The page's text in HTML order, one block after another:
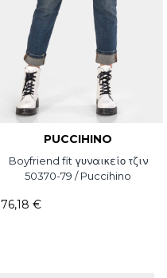
PUCCIHINO
Boyfriend fit γυναικείο τζιν
50370-79 / Puccihino
76,18 €